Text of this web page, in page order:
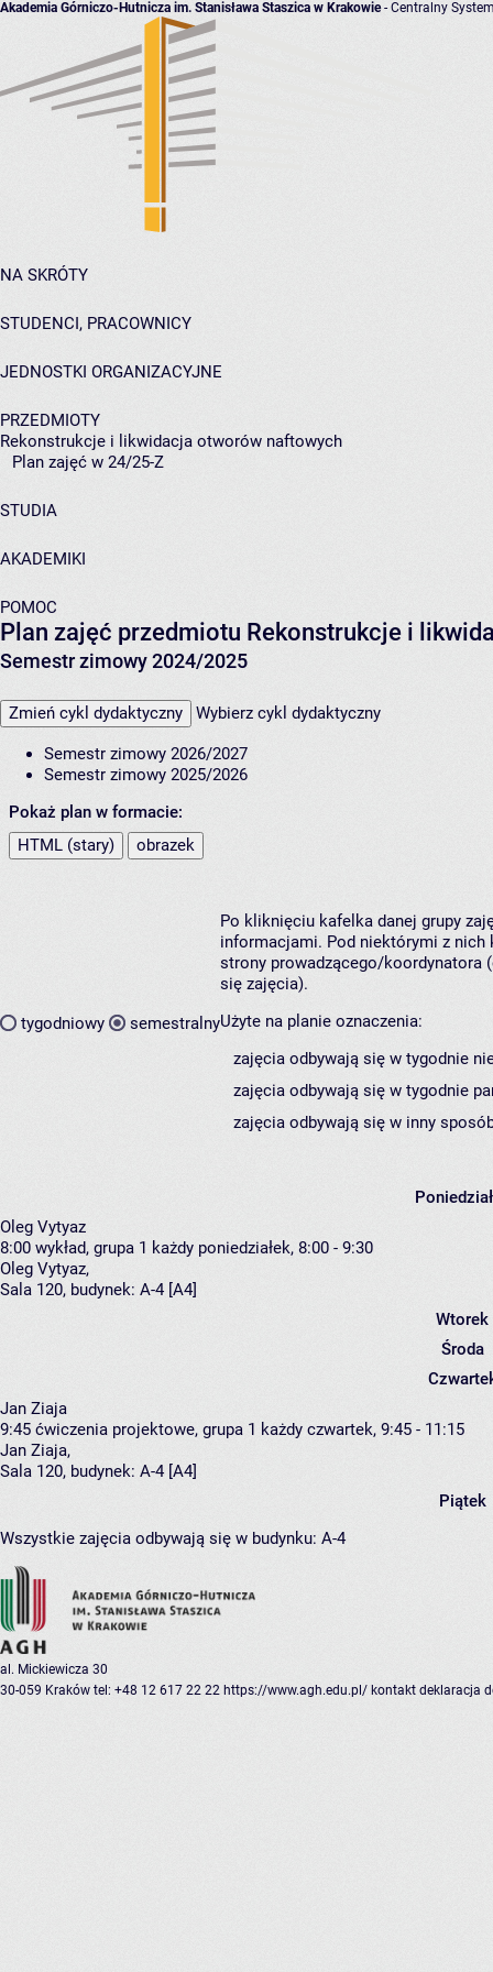
Akademia Górniczo-Hutnicza im. Stanisława Staszica w Krakowie- Centralny
NA SKRÓTY
STUDENCI, PRACOWNICY
JEDNOSTKI ORGANIZACYJNE
PRZEDMIOTY
Rekonstrukcje i likwidacja otworów naftowych
Plan zajęć w 24/25-Z
STUDIA
AKADEMIKI
POMOC
Plan zajęć przedmiotu Rekonstrukcje i
Semestr zimowy 2024/2025
Zmień cykl dydaktyczny Wybierz cykl dydaktyczny
Semestr zimowy 2026/2027
Semestr zimowy 2025/2026
Pokaż plan w formacie:
HTML (stary)
obrazek
tygodniowy semestralny
Po kliknięciu kafelka danej grupy
informacjami. Pod niektórymi z nich
strony prowadzącego/koordynatora
się zajęcia).
Użyte na planie oznaczenia:
zajęcia odbywają się w tygodnie
zajęcia odbywają się w tygodnie
zajęcia odbywają się w inny
Oleg Vytyaz
8:00 wykład, grupa 1 każdy poniedziałek, 8:00 - 9:30
Oleg Vytyaz,
Sala 120, budynek: A-4 [A4]
Wtorek
Środa
Jan Ziaja
9:45 ćwiczenia projektowe, grupa 1 każdy czwartek, 9:45 - 11:15
Jan Ziaja,
Sala 120, budynek: A-4 [A4]
Piątek
Wszystkie zajęcia odbywają się w budynku: A-4
al. Mickiewicza 30
30-059 Kraków tel: +48 12 617 22 22 https://www.agh.edu.pl/ kontakt deklaracja